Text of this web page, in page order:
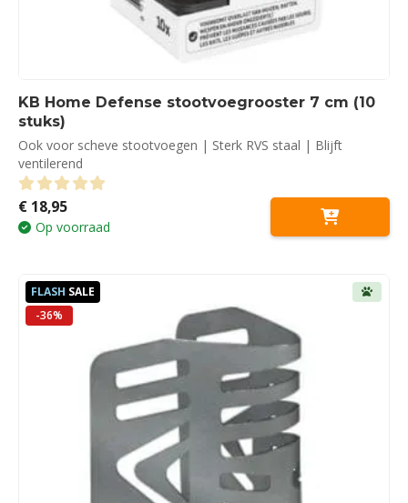
KB Home Defense stootvoegrooster 7 cm (10
stuks)
Ook voor scheve stootvoegen | Sterk RVS staal | Blijft
ventilerend
0 out of 5
€ 18,95
Op voorraad
FLASH SALE
-36%